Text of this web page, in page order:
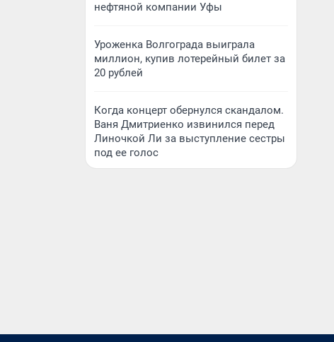
нефтяной компании Уфы
Уроженка Волгограда выиграла
миллион, купив лотерейный билет за
20 рублей
Когда концерт обернулся скандалом.
Ваня Дмитриенко извинился перед
Линочкой Ли за выступление сестры
под ее голос